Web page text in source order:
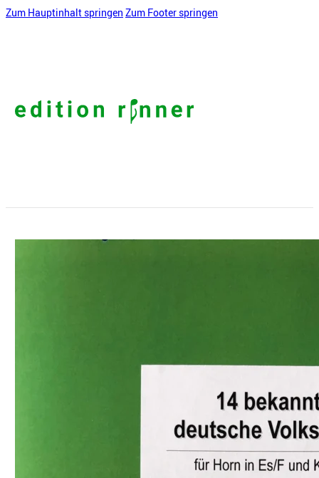
Zum Hauptinhalt springen Zum Footer springen